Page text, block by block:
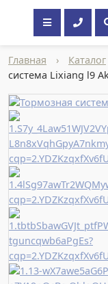
Главная › Каталог
система Lixiang l9